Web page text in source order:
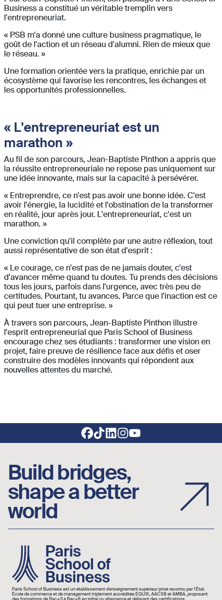
Business a constitué un véritable tremplin vers
l'entrepreneuriat.
« PSB m'a donné une culture business pragmatique, le
goût de l'action et un réseau d'alumni. Rien de mieux que
le réseau. »
Une formation orientée vers la pratique, enrichie par un
écosystème qui favorise les rencontres, les échanges et
les opportunités professionnelles.
« L'entrepreneuriat est un
marathon »
Au fil de son parcours, Jean-Baptiste Pinthon a appris que
la réussite entrepreneuriale ne repose pas uniquement sur
une idée innovante, mais sur la capacité à persévérer.
« Entreprendre, ce n'est pas avoir une bonne idée. C'est
avoir l'énergie, la lucidité et l'obstination de la transformer
en réalité, jour après jour. L'entrepreneuriat, c'est un
marathon. »
Une conviction qu'il complète par une autre réflexion, tout
aussi représentative de son état d'esprit :
« Le courage, ce n'est pas de ne jamais douter, c'est
d'avancer même quand tu doutes. Tu prends des décisions
tous les jours, parfois dans l'urgence, avec très peu de
certitudes. Pourtant, tu avances. Parce que l'inaction est ce
qui peut tuer une entreprise. »
À travers son parcours, Jean-Baptiste Pinthon illustre
l'esprit entrepreneurial que Paris School of Business
encourage chez ses étudiants : transformer une vision en
projet, faire preuve de résilience face aux défis et oser
construire des modèles innovants qui répondent aux
nouvelles attentes du marché.
Footer social links
Build bridges,
shape a better
world
Image
Paris School of Business est un établissement d’enseignement supérieur privé reconnu par l’État.
École de commerce et de management triplement accréditée EQUIS, AACSB et AMBA, proposant